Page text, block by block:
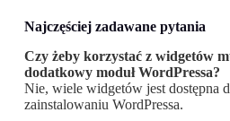
Najczęściej zadawane pytania
Czy żeby korzystać z widgetów
dodatkowy moduł WordPressa?
Nie, wiele widgetów jest dostępna
zainstalowaniu WordPressa.